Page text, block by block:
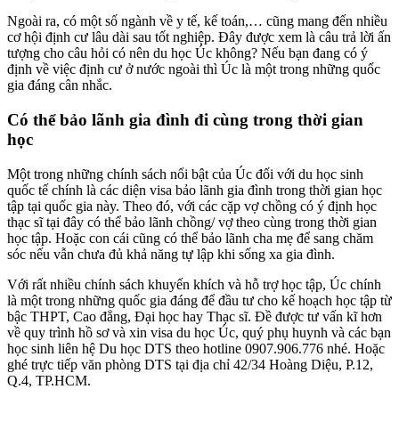
Ngoài ra, có một số ngành về y tế, kế toán,… cũng mang đến nhiều
cơ hội định cư lâu dài sau tốt nghiệp. Đây được xem là câu trả lời ấn
tượng cho câu hỏi có nên du học Úc không? Nếu bạn đang có ý
định về việc định cư ở nước ngoài thì Úc là một trong những quốc
gia đáng cân nhắc.
Có thể bảo lãnh gia đình đi cùng trong thời gian
học
Một trong những chính sách nổi bật của Úc đối với du học sinh
quốc tế chính là các diện visa bảo lãnh gia đình trong thời gian học
tập tại quốc gia này. Theo đó, với các cặp vợ chồng có ý định học
thạc sĩ tại đây có thể bảo lãnh chồng/ vợ theo cùng trong thời gian
học tập. Hoặc con cái cũng có thể bảo lãnh cha mẹ để sang chăm
sóc nếu vẫn chưa đủ khả năng tự lập khi sống xa gia đình.
Với rất nhiều chính sách khuyến khích và hỗ trợ học tập, Úc chính
là một trong những quốc gia đáng để đầu tư cho kế hoạch học tập từ
bậc THPT, Cao đẳng, Đại học hay Thạc sĩ. Đề được tư vấn kĩ hơn
về quy trình hồ sơ và xin visa du học Úc, quý phụ huynh và các bạn
học sinh liên hệ Du học DTS theo hotline 0907.906.776 nhé. Hoặc
ghé trực tiếp văn phòng DTS tại địa chỉ 42/34 Hoàng Diệu, P.12,
Q.4, TP.HCM.